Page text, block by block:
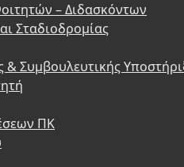
– Διδασκόντων
Σταδιοδρομίας
& Συμβουλευτικής
ΠΚ